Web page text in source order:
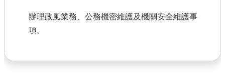
辦理政風業務、公務機密維護及機關安全維護事
項。